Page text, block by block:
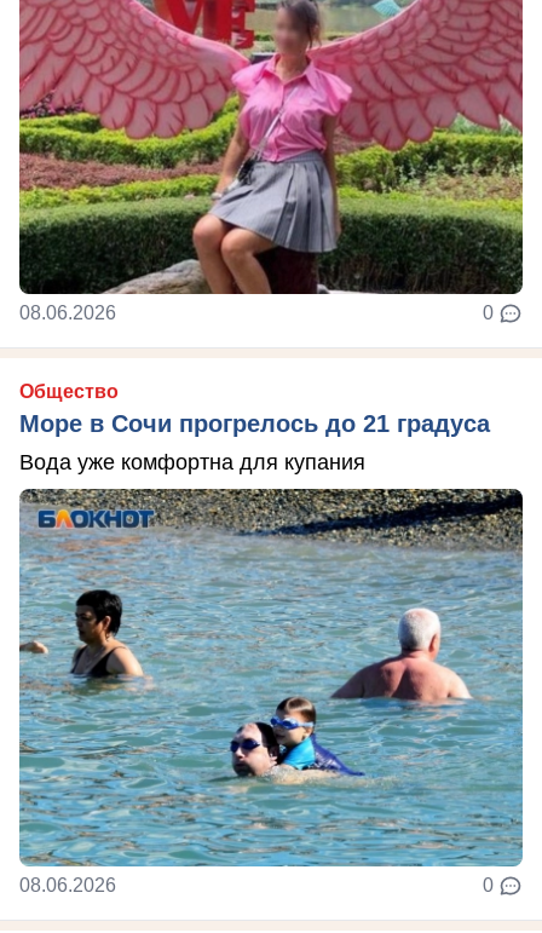
08.06.2026 0
Общество
Море в Сочи прогрелось до 21 градуса
Вода уже комфортна для купания
08.06.2026 0